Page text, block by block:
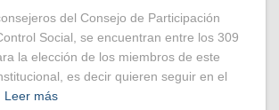
del Consejo de Participación
Social, se encuentran entre los 309
la elección de los miembros de este
es decir quieren seguir en el
Leer más